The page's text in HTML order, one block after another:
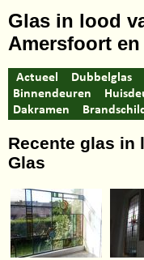
Glas in lood
Amersfoort
Actueel Dubbelglas
Binnendeuren
Dakramen
Recente glas in
Glas